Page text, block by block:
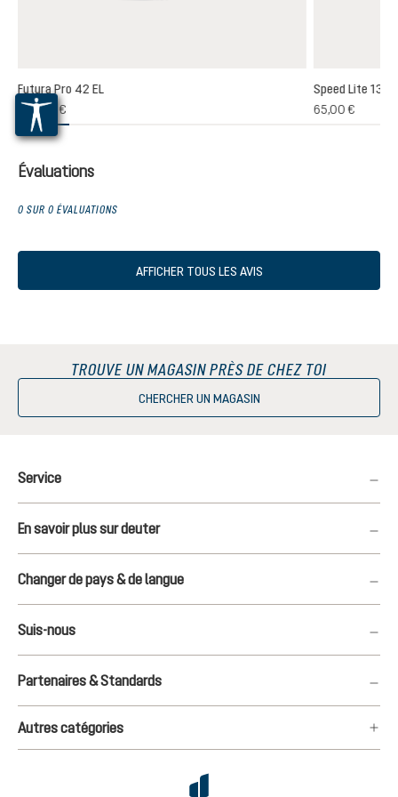
de 5 sur 5 étoiles
Futura Pro 42 EL
235,00 €
Speed Lite 13
65,00 €
Évaluations
0 SUR 0 ÉVALUATIONS
AFFICHER TOUS LES AVIS
TROUVE UN MAGASIN PRÈS DE CHEZ TOI
CHERCHER UN MAGASIN
Service
En savoir plus sur deuter
Changer de pays & de langue
Suis-nous
Partenaires & Standards
Autres catégories